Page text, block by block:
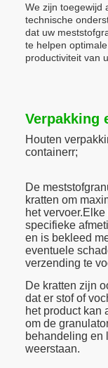
We zijn toegewijd
technische
dat uw
te helpen
productiviteit van
Verpakking
Houten
containerr;
De
kratten om
het
specifieke
en is bekleed
eventuele
verzending te
De kratten zijn
dat er stof of
het product kan
om de
behandeling en
weerstaan.